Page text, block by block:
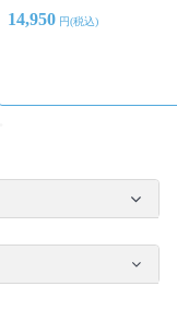
14,950 円(税込)